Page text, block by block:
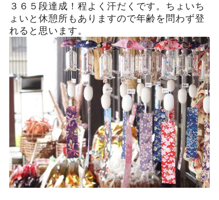
３６５段達成！程よく汗だくです。ちょいち
ょいと休憩所もありますので年齢を問わず登
れると思います。